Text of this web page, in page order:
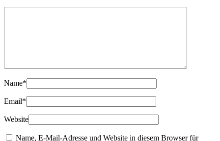
Name*
Email*
Website
Name, E-Mail-Adresse und Website in diesem Browser für